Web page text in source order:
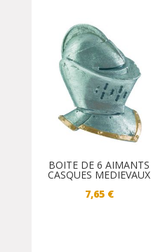
BOITE DE 6 AIMANTS
CASQUES MEDIEVAUX
7,65 €